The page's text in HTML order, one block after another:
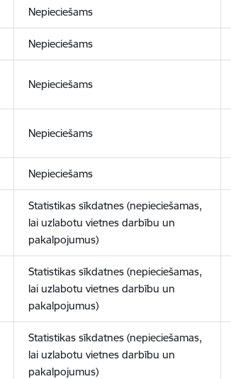
Nepieciešams
Nepieciešams
Nepieciešams
Nepieciešams
Nepieciešams
Statistikas sīkdatnes (nepieciešamas,
lai uzlabotu vietnes darbību un
pakalpojumus)
Statistikas sīkdatnes (nepieciešamas,
lai uzlabotu vietnes darbību un
pakalpojumus)
Statistikas sīkdatnes (nepieciešamas,
lai uzlabotu vietnes darbību un
pakalpojumus)